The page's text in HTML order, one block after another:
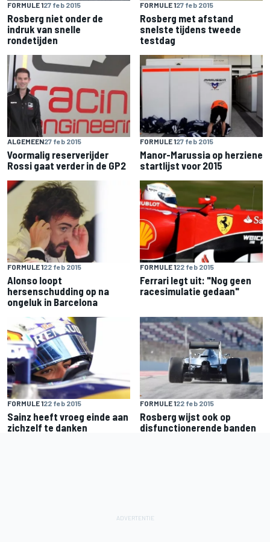
FORMULE 127 feb 2015
Rosberg niet onder de
indruk van snelle
rondetijden
FORMULE 127 feb 2015
Rosberg met afstand
snelste tijdens tweede
testdag
ALGEMEEN27 feb 2015
Voormalig reserverijder
Rossi gaat verder in de GP2
FORMULE 127 feb 2015
Manor-Marussia op herziene
startlijst voor 2015
FORMULE 122 feb 2015
Alonso loopt
hersenschudding op na
ongeluk in Barcelona
FORMULE 122 feb 2015
Ferrari legt uit: "Nog geen
racesimulatie gedaan"
FORMULE 122 feb 2015
Sainz heeft vroeg einde aan
zichzelf te danken
FORMULE 122 feb 2015
Rosberg wijst ook op
disfunctionerende banden